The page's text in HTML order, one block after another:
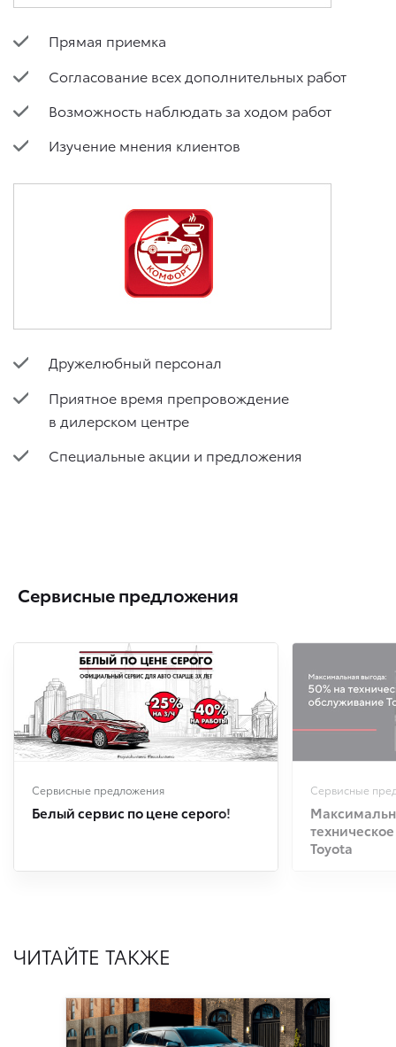
Прямая приемка
Согласование всех дополнительных работ
Возможность наблюдать за ходом работ
Изучение мнения клиентов
Дружелюбный персонал
Приятное время препровождение
в дилерском центре
Специальные акции и предложения
Сервисные предложения
Сервисные предложения
Белый сервис по цене серого!
Сервисные
Toyota
ЧИТАЙТЕ ТАКЖЕ